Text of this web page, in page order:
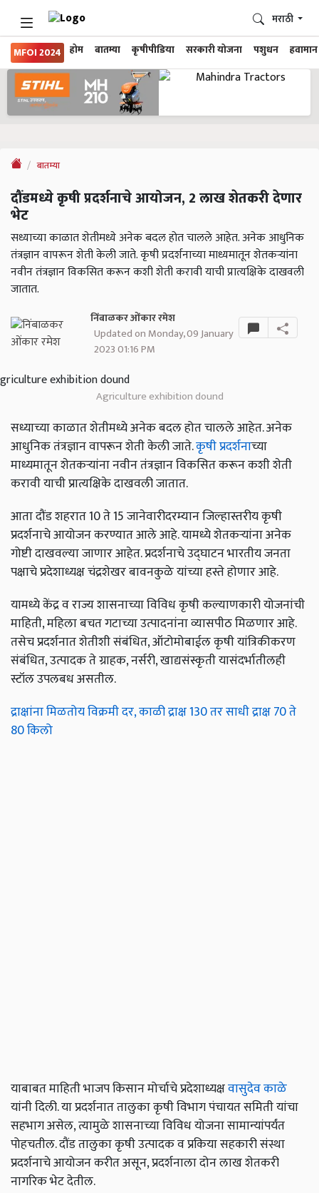
MFOI 2024 होम बातम्या कृषीपीडिया सरकारी योजना पशुधन हवामान
मराठी
बातम्या
दौंडमध्ये कृषी प्रदर्शनाचे आयोजन, 2 लाख शेतकरी देणार
भेट
सध्याच्या काळात शेतीमध्ये अनेक बदल होत चालले आहेत. अनेक आधुनिक
तंत्रज्ञान वापरून शेती केली जाते. कृषी प्रदर्शनाच्या माध्यमातून शेतकऱ्यांना
नवीन तंत्रज्ञान विकसित करून कशी शेती करावी याची प्रात्यक्षिके दाखवली
जातात.
निंबाळकर ओंकार रमेश
Updated on Monday, 09 January
2023 01:16 PM
Agriculture exhibition dound
सध्याच्या काळात शेतीमध्ये अनेक बदल होत चालले आहेत. अनेक
आधुनिक तंत्रज्ञान वापरून शेती केली जाते.कृषी प्रदर्शनाच्या
माध्यमातून शेतकऱ्यांना नवीन तंत्रज्ञान विकसित करून कशी शेती
करावी याची प्रात्यक्षिके दाखवली जातात.
आता दौंड शहरात 10 ते 15 जानेवारीदरम्यान जिल्हास्तरीय कृषी
प्रदर्शनाचे आयोजन करण्यात आले आहे. यामध्ये शेतकऱ्यांना अनेक
गोष्टी दाखवल्या जाणार आहेत. प्रदर्शनाचे उद्घाटन भारतीय जनता
पक्षाचे प्रदेशाध्यक्ष चंद्रशेखर बावनकुळे यांच्या हस्ते होणार आहे.
यामध्ये केंद्र व राज्य शासनाच्या विविध कृषी कल्याणकारी योजनांची
माहिती, महिला बचत गटाच्या उत्पादनांना व्यासपीठ मिळणार आहे.
तसेच प्रदर्शनात शेतीशी संबंधित, ऑटोमोबाईल कृषी यांत्रिकीकरण
संबंधित, उत्पादक ते ग्राहक, नर्सरी, खाद्यसंस्कृती यासंदर्भातीलही
स्टॉल उपलबध असतील.
द्राक्षांना मिळतोय विक्रमी दर, काळी द्राक्ष 130 तर साधी द्राक्ष 70 ते
80 किलो
याबाबत माहिती भाजप किसान मोर्चाचे प्रदेशाध्यक्षवासुदेव काळे
यांनी दिली. या प्रदर्शनात तालुका कृषी विभाग पंचायत समिती यांचा
सहभाग असेल, त्यामुळे शासनाच्या विविध योजना सामान्यांपर्यंत
पोहचतील. दौंड तालुका कृषी उत्पादक व प्रकिया सहकारी संस्था
प्रदर्शनाचे आयोजन करीत असून, प्रदर्शनाला दोन लाख शेतकरी
नागरिक भेट देतील.